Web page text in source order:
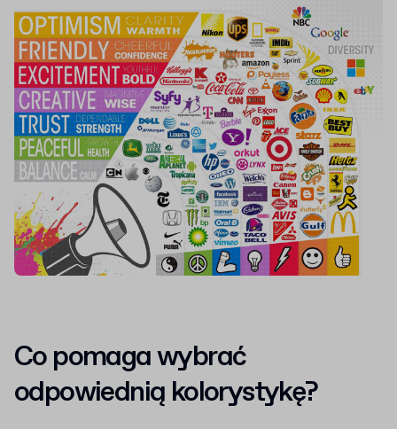
Co pomaga wybrać
odpowiednią kolorystykę?